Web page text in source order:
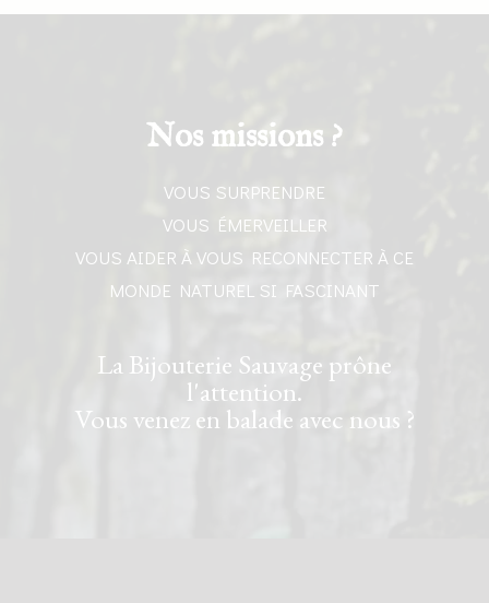
Nos missions ?
VOUS SURPRENDRE
VOUS ÉMERVEILLER
VOUS AIDER À VOUS RECONNECTER À CE
MONDE NATUREL SI FASCINANT
La Bijouterie Sauvage prône
l'attention.
Vous venez en balade avec nous ?